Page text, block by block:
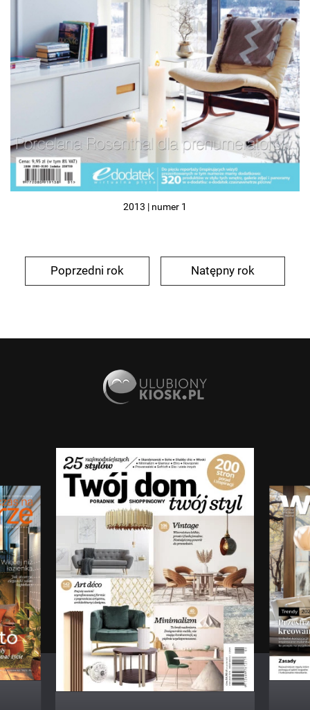
2013 | numer 1
Poprzedni rok Natępny rok